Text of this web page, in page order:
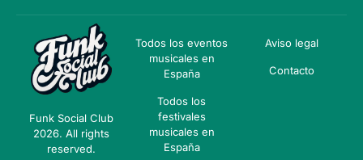
Funk Social Club
2026. All rights
reserved.
Todos los eventos
musicales en
España
Todos los
festivales
musicales en
España
Aviso legal
Contacto